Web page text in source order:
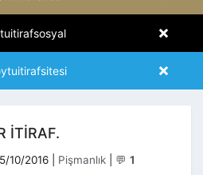
×
×
ITIRAF.
10/2016 Kategoriler
Pişmanlık 💬 1